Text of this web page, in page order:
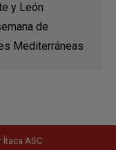
y León
de
Mediterráneas
Ítaca ASC